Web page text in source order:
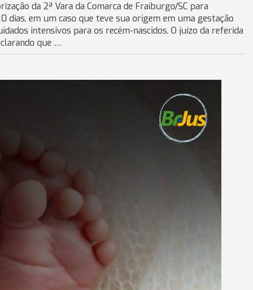
da 2ª Vara da Comarca de Fraiburgo/SC para
dias, em um caso que teve sua origem em uma gestação
intensivos para os recém-nascidos. O juízo da referida
que …